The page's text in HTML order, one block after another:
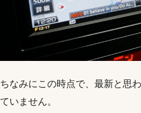
ちなみにこの時点で、最新と思
ていません。